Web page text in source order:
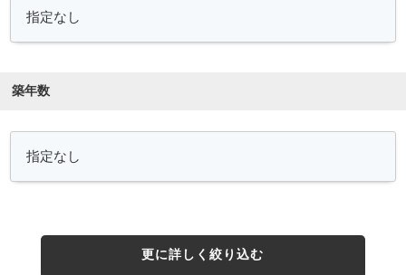
築年数
更に詳しく絞り込む